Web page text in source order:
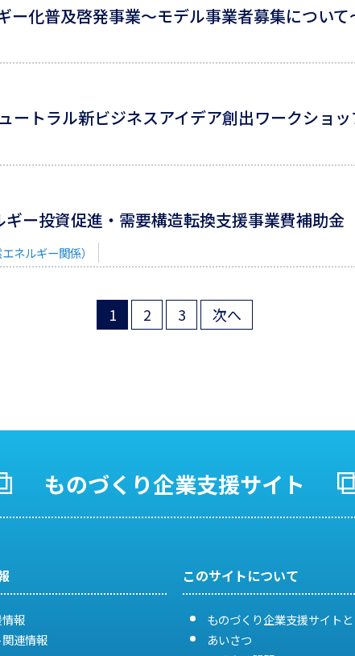
ー化普及啓発事業〜モデル事業者募集について
ートラル新ビジネスアイデア創出ワークシ
ギー投資促進・需要構造転換支援事業費補助
ネルギー関係）
投
ペ
ジ
送
1 2 3 次へ
ものづくり企業支援サイト
報
連情報
このサイトについて
ものづくり企業支援サイト
あいさつ